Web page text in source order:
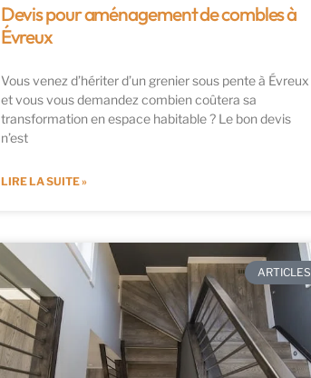
Devis pour aménagement de combles à
Évreux
Vous venez d’hériter d’un grenier sous pente à Évreux
et vous vous demandez combien coûtera sa
transformation en espace habitable ? Le bon devis
n’est
LIRE LA SUITE »
ARTICLES